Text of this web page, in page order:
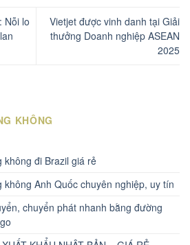
Nỗi lo
Vietjet được vinh danh tại Giải
thưởng Doanh nghiệp ASEAN
2025
KHÔNG
không đi Brazil giá rẻ
không Anh Quốc chuyên nghiệp, uy tín
chuyển phát nhanh bằng đường